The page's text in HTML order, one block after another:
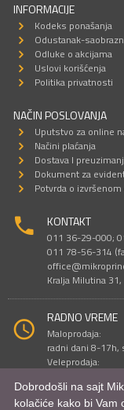
INFORMACIJE
Kodeks ponašanja
Odustanak-
Odluke o akcijama
Uslovi korišćenja
Politika privatnosti
NAČIN POSLOVANJA
Uputstvo za online
Načini plaćanja
Dostava I
Dokument za
Potvrda o
KONTAKT
011 36-29-000;
011 78-56-314
Kralja Milutina
RADNO VREME
Maloprodaja:
radni dani 8-
Veleprodaja:
Dobrodošli na sajt
kolačiće kako bi Vam